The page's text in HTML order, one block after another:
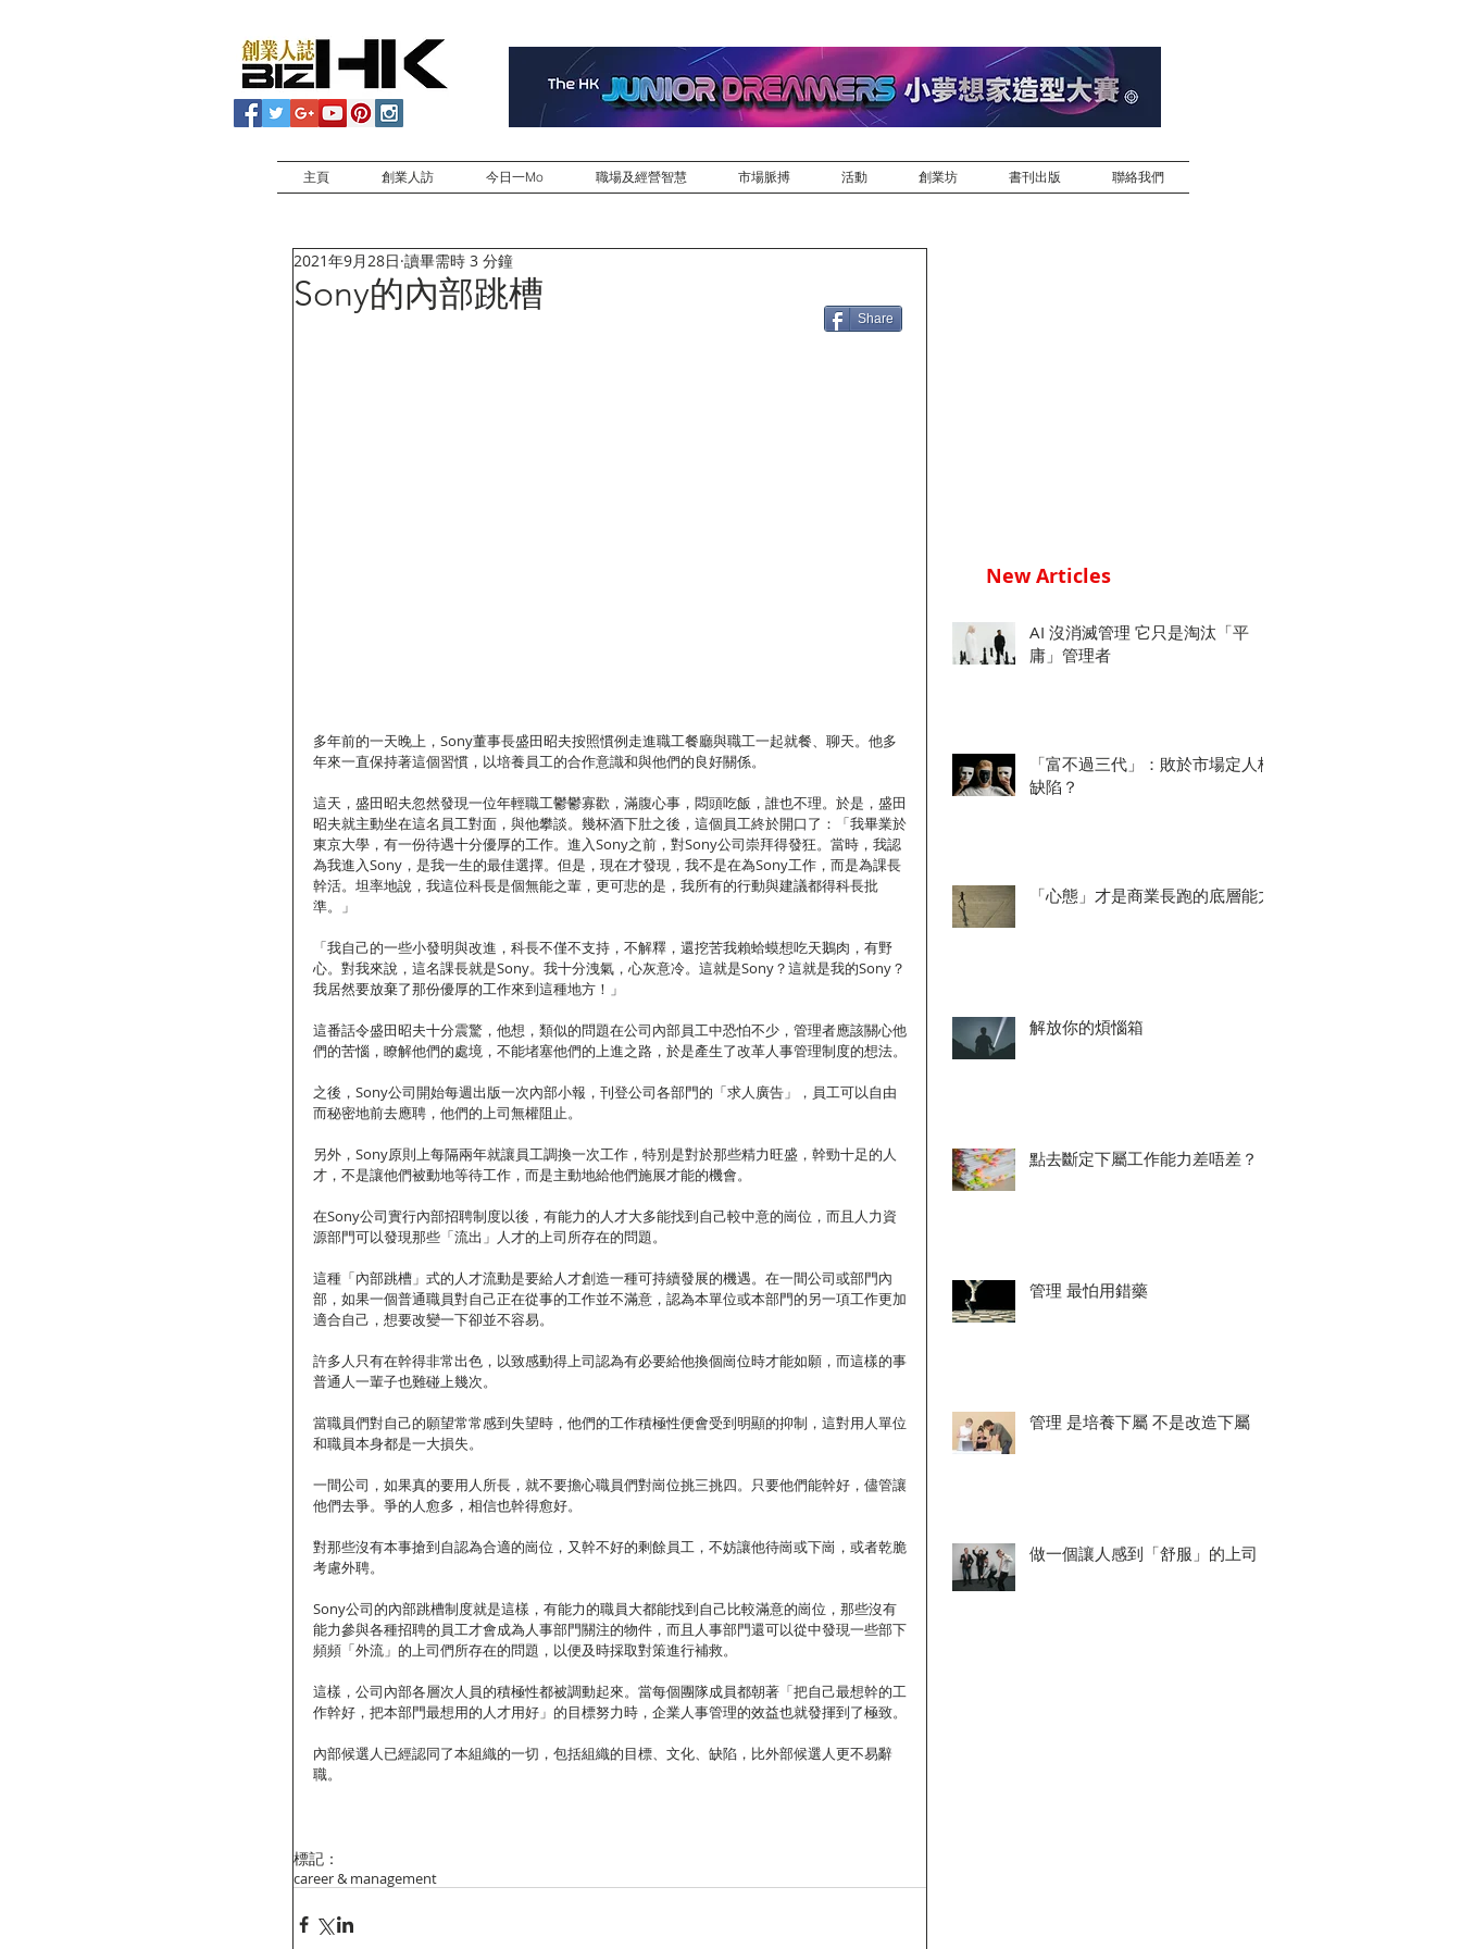
主頁 創業人訪 今日一Mo 職場及經營智慧 市場脈搏 活動 創業坊 書刊出版 聯絡我們
Sony的內部跳槽
2021年9月28日 讀畢需時 3 分鐘
多年前的一天晚上，Sony董事長盛田昭夫按照慣例走進職工餐廳與職工一起就餐、聊天。他多
年來一直保持著這個習慣，以培養員工的合作意識和與他們的良好關係。
這天，盛田昭夫忽然發現一位年輕職工鬱鬱寡歡，滿腹心事，悶頭吃飯，誰也不理。於是，盛田
昭夫就主動坐在這名員工對面，與他攀談。幾杯酒下肚之後，這個員工終於開口了：「我畢業於
東京大學，有一份待遇十分優厚的工作。進入Sony之前，對Sony公司崇拜得發狂。當時，我認
為我進入Sony，是我一生的最佳選擇。但是，現在才發現，我不是在為Sony工作，而是為課長
幹活。坦率地說，我這位科長是個無能之輩，更可悲的是，我所有的行動與建議都得科長批
準。」
「我自己的一些小發明與改進，科長不僅不支持，不解釋，還挖苦我賴蛤蟆想吃天鵝肉，有野
心。對我來說，這名課長就是Sony。我十分洩氣，心灰意冷。這就是Sony？這就是我的Sony？
我居然要放棄了那份優厚的工作來到這種地方！」
這番話令盛田昭夫十分震驚，他想，類似的問題在公司內部員工中恐怕不少，管理者應該關心他
們的苦惱，瞭解他們的處境，不能堵塞他們的上進之路，於是產生了改革人事管理制度的想法。
之後，Sony公司開始每週出版一次內部小報，刊登公司各部門的「求人廣告」，員工可以自由
而秘密地前去應聘，他們的上司無權阻止。
另外，Sony原則上每隔兩年就讓員工調換一次工作，特別是對於那些精力旺盛，幹勁十足的人
才，不是讓他們被動地等待工作，而是主動地給他們施展才能的機會。
在Sony公司實行內部招聘制度以後，有能力的人才大多能找到自己較中意的崗位，而且人力資
源部門可以發現那些「流出」人才的上司所存在的問題。
這種「內部跳槽」式的人才流動是要給人才創造一種可持續發展的機遇。在一間公司或部門內
部，如果一個普通職員對自己正在從事的工作並不滿意，認為本單位或本部門的另一項工作更加
適合自己，想要改變一下卻並不容易。
許多人只有在幹得非常出色，以致感動得上司認為有必要給他換個崗位時才能如願，而這樣的事
普通人一輩子也難碰上幾次。
當職員們對自己的願望常常感到失望時，他們的工作積極性便會受到明顯的抑制，這對用人單位
和職員本身都是一大損失。
一間公司，如果真的要用人所長，就不要擔心職員們對崗位挑三挑四。只要他們能幹好，儘管讓
他們去爭。爭的人愈多，相信也幹得愈好。
對那些沒有本事搶到自認為合適的崗位，又幹不好的剩餘員工，不妨讓他待崗或下崗，或者乾脆
考慮外聘。
Sony公司的內部跳槽制度就是這樣，有能力的職員大都能找到自己比較滿意的崗位，那些沒有
能力參與各種招聘的員工才會成為人事部門關注的物件，而且人事部門還可以從中發現一些部下
頻頻「外流」的上司們所存在的問題，以便及時採取對策進行補救。
這樣，公司內部各層次人員的積極性都被調動起來。當每個團隊成員都朝著「把自己最想幹的工
作幹好，把本部門最想用的人才用好」的目標努力時，企業人事管理的效益也就發揮到了極致。
內部候選人已經認同了本組織的一切，包括組織的目標、文化、缺陷，比外部候選人更不易辭
職。
標記：
career & management
Share
New Articles
AI 沒消滅管理 它只是淘汰「平
庸」管理者
「富不過三代」：敗於市場定人格
缺陷？
「心態」才是商業長跑的底層能力
解放你的煩惱箱
點去斷定下屬工作能力差唔差？
管理 最怕用錯藥
管理 是培養下屬 不是改造下屬
做一個讓人感到「舒服」的上司